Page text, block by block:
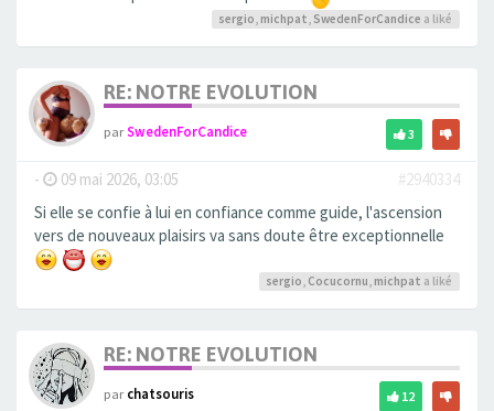
sergio michpat SwedenForCandice a liké
RE: NOTRE EVOLUTION
parSwedenForCandice 3
- 09 mai 2026, 03:05
#2940334
Si elle se confie à lui en confiance comme guide, l'ascension
vers de nouveaux plaisirs va sans doute être exceptionnelle
sergio Cocucornu michpat a liké
RE: NOTRE EVOLUTION
parchatsouris 12